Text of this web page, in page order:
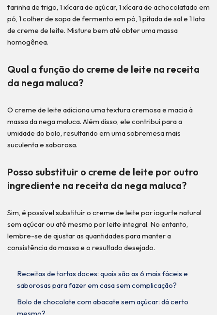
farinha de trigo, 1 xícara de açúcar, 1 xícara de achocolatado em
pó, 1 colher de sopa de fermento em pó, 1 pitada de sal e 1 lata
de creme de leite. Misture bem até obter uma massa
homogênea.
Qual a função do creme de leite na receita
da nega maluca?
O creme de leite adiciona uma textura cremosa e macia à
massa da nega maluca. Além disso, ele contribui para a
umidade do bolo, resultando em uma sobremesa mais
suculenta e saborosa.
Posso substituir o creme de leite por outro
ingrediente na receita da nega maluca?
Sim, é possível substituir o creme de leite por iogurte natural
sem açúcar ou até mesmo por leite integral. No entanto,
lembre-se de ajustar as quantidades para manter a
consistência da massa e o resultado desejado.
Receitas de tortas doces: quais são as 6 mais fáceis e
saborosas para fazer em casa sem complicação?
Bolo de chocolate com abacate sem açúcar: dá certo